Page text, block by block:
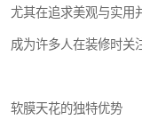
尤其在追求美观与实用
成为许多人在装修时关
软膜天花的独特优势